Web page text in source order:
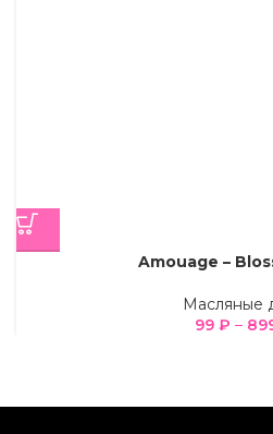
Amouage –
Масляные
99 ₽ –